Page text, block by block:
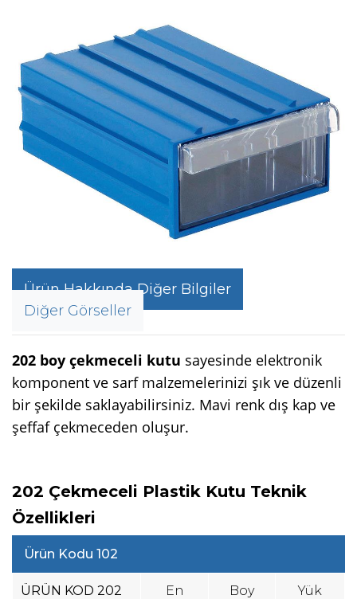
Ürün Hakkında Diğer Bilgiler
Diğer Görseller
202 boy çekmeceli kutu sayesinde elektronik
komponent ve sarf malzemelerinizi şık ve düzenli
bir şekilde saklayabilirsiniz. Mavi renk dış kap ve
şeffaf çekmeceden oluşur.
202 Çekmeceli Plastik Kutu Teknik
Özellikleri
Ürün Kodu 102
ÜRÜN KOD 202 En Boy Yük